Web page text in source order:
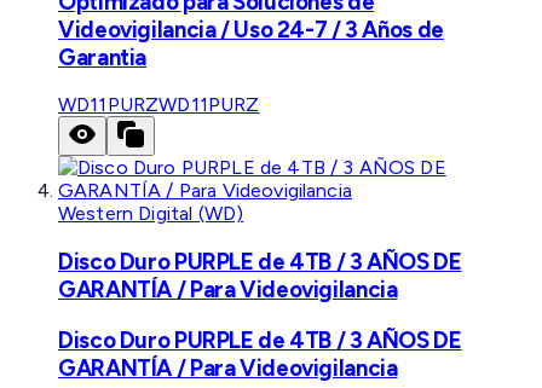
Videovigilancia / Uso 24-7 / 3 Años de
Garantia
WD11PURZWD11PURZ
Western Digital (WD)
Disco Duro PURPLE de 4TB / 3 AÑOS DE
GARANTÍA / Para Videovigilancia
Disco Duro PURPLE de 4TB / 3 AÑOS DE
GARANTÍA / Para Videovigilancia